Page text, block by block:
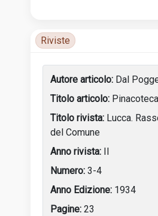
Riviste
Dal
Lucca.
del Comune
3-4
1934
23